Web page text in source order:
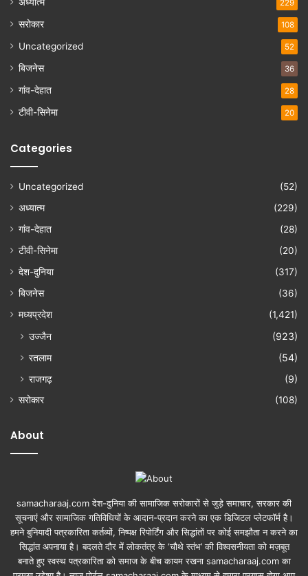
229
सरोकार 108
Uncategorized 52
बिजनेस 36
गांव-देहात 28
टीवी-सिनेमा 20
Categories
Uncategorized
(52)
अध्यात्म
(229)
गांव-देहात
(28)
टीवी-सिनेमा
(20)
देश-दुनिया
(317)
बिजनेस
(36)
मध्यप्रदेश
(1,421)
उज्जैन
(923)
रतलाम
(54)
राजगढ़
(9)
सरोकार (108)
About
samacharaaj.com देश-दुनिया की सामाजिक सरोकारों से जुड़े समाचार, सरकार की
सूचनाएं और सामाजिक गतिविधियाें के आदान-प्रदान करने का एक डिजिटल प्लेटफॉर्म है।
हमने बुनियादी पत्रकारिता कर्तव्यों, निष्पक्ष रिपोर्टिंग और सिद्धांतों पर कोई समझौता न करने का
सिद्धांत अपनाया है। बदलते दौर में लोकतंत्र के ‘चौथे स्तंभ’ की विश्वसनीयता को मज़बूत
बनाते हुए स्वस्थ पत्रकारिता को समाज के बीच कायम रखना samacharaaj.com का